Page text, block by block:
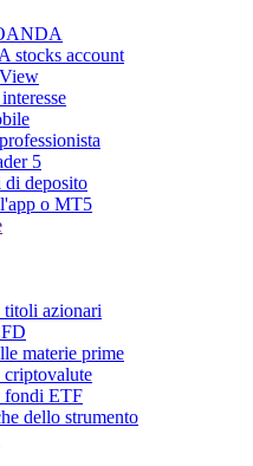
stocks account
5
deposito
o MT5
azionari
materie prime
fondi ETF
dello strumento